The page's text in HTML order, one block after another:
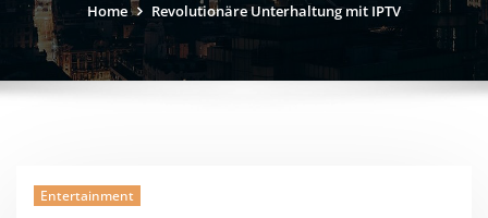
Home Revolutionäre Unterhaltung mit IPTV
Entertainment